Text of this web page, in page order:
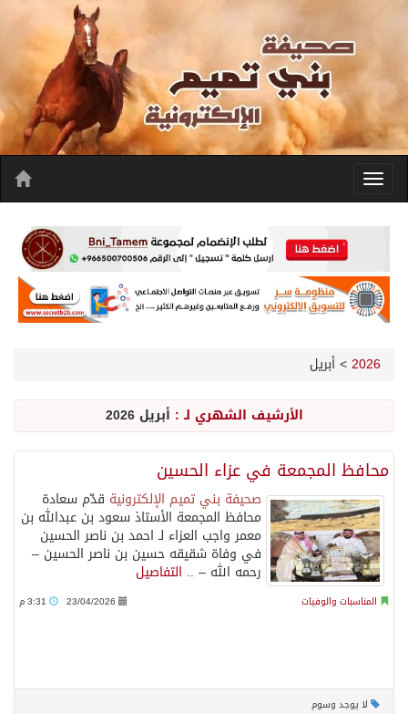
2026
>أبريل
الأرشيف الشهري لـ : أبريل 2026
محافظ المجمعة في عزاء الحسين
صحيفة بني تميم الإلكترونية قدّم سعادة
محافظ المجمعة الأستاذ سعود بن عبدالله بن
معمر واجب العزاء لـ احمد بن ناصر الحسين
في وفاة شقيقه حسين بن ناصر الحسين –
رحمه الله – .. التفاصيل
المناسبات والوفيات 23/04/2026
لا يوجد وسوم